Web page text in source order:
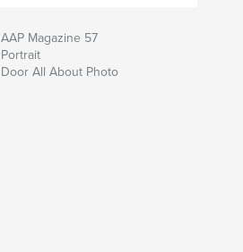
AAP Magazine 57
Portrait
Door All About Photo